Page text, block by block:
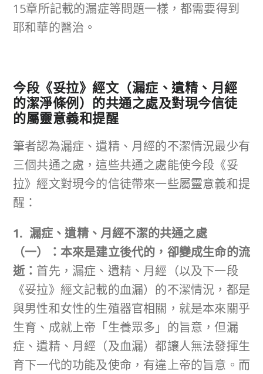
15章所記載的漏症等問題一樣，都需要得到
耶和華的醫治。
今段《妥拉》經文（漏症、遺精、月經
的潔淨條例）的共通之處及對現今信徒
的屬靈意義和提醒
筆者認為漏症、遺精、月經的不潔情況最少有
三個共通之處，這些共通之處能使今段《妥
拉》經文對現今的信徒帶來一些屬靈意義和提
醒：
1. 漏症、遺精、月經不潔的共通之處
（一）：本來是建立後代的，卻變成生命的流
逝： 首先，漏症、遺精、月經（以及下一段
《妥拉》經文記載的血漏）的不潔情況，都是
與男性和女性的生殖器官相關，就是本來關乎
生育、成就上帝「生養眾多」的旨意，但漏
症、遺精、月經（及血漏）都讓人無法發揮生
育下一代的功能及使命，有違上帝的旨意。而